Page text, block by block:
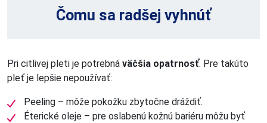
Čomu sa radšej vyhnúť
Pri citlivej pleti je potrebná väčšia opatrnosť. Pre takúto
pleť je lepšie nepoužívať:
Peeling – môže pokožku zbytočne dráždiť.
Éterické oleje – pre oslabenú kožnú bariéru môžu byť